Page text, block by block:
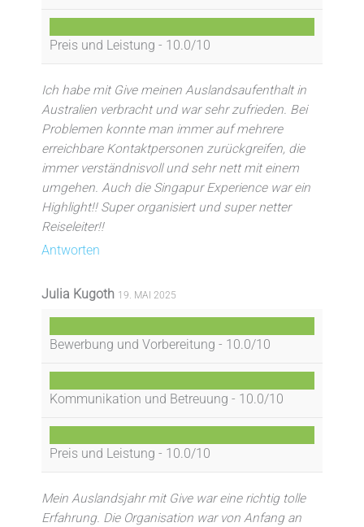
Preis und Leistung - 10.0/10
Ich habe mit Give meinen Auslandsaufenthalt in
Australien verbracht und war sehr zufrieden. Bei
Problemen konnte man immer auf mehrere
erreichbare Kontaktpersonen zurückgreifen, die
immer verständnisvoll und sehr nett mit einem
umgehen. Auch die Singapur Experience war ein
Highlight!! Super organisiert und super netter
Reiseleiter!!
Antworten
Julia Kugoth 19. MAI 2025
Bewerbung und Vorbereitung - 10.0/10
Kommunikation und Betreuung - 10.0/10
Preis und Leistung - 10.0/10
Mein Auslandsjahr mit Give war eine richtig tolle
Erfahrung. Die Organisation war von Anfang an